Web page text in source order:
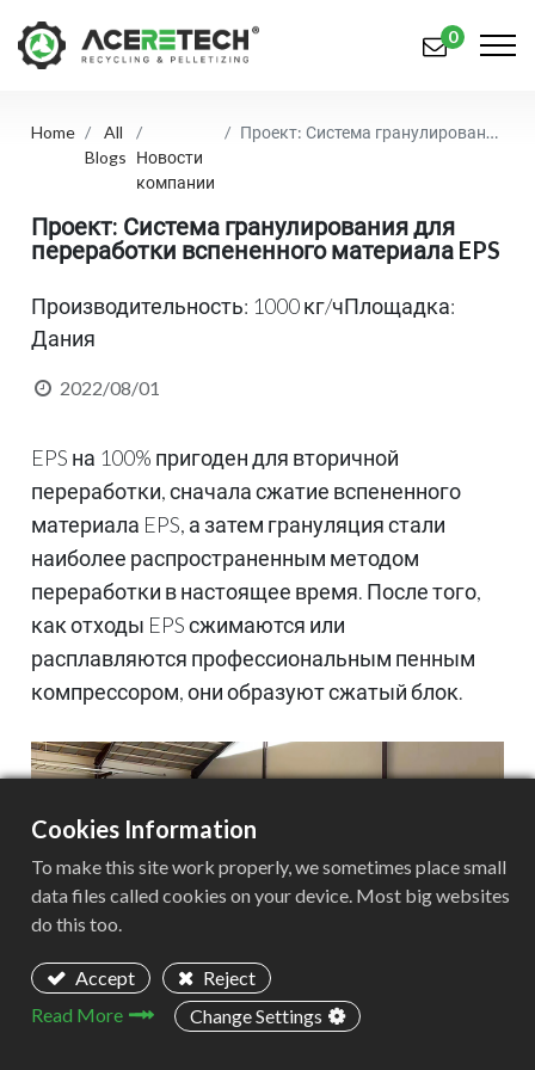
Продукция
Решения
Поддерживать
О предприятии
Связаться с нами
简体中文 English (US)
русский язык
0
Home
All
Blogs Новости
компании
Проект: Система гранулирования для переработки вспененного материала EPS
Проект: Система гранулирования для
переработки вспененного материала EPS
Производительность: 1000 кг/чПлощадка:
Дания
2022/08/01
EPS на 100% пригоден для вторичной
переработки, сначала сжатие вспененного
материала EPS, а затем грануляция стали
наиболее распространенным методом
переработки в настоящее время. После того,
как отходы EPS сжимаются или
расплавляются профессиональным пенным
компрессором, они образуют сжатый блок.
Cookies Information
To make this site work properly, we sometimes place small
data files called cookies on your device. Most big websites
do this too.
Accept
Reject
Read More
Change Settings